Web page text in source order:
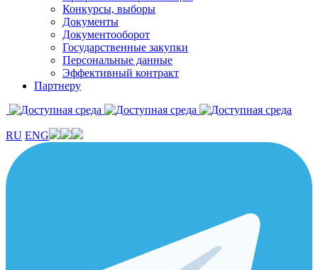
Конкурсы, выборы
Документы
Документооборот
Государственные закупки
Персональные данные
Эффективный контракт
Партнеру
RU ENG